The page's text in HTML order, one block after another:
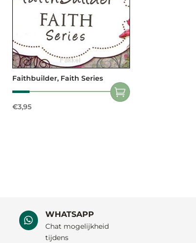
Faithbuilder, Faith Series
€3,95

WHATSAPP
Chat mogelijkheid
tijdens